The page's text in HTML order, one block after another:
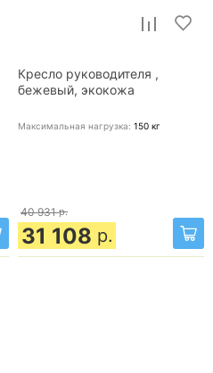
Кресло руководителя ,
бежевый, экокожа
Максимальная нагрузка: 150 кг
40 931 р.
31 108 р.